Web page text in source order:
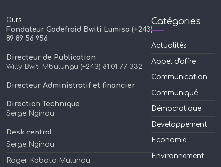
Ours
Fondateur Godefroid Bwiti Lumisa (+243)
89 89 56 956
Directeur de Publication
Willy Bwiti Mbulungu (+243) 81 01 77 332
Directeur Administratif et financier
Direction Technique
Serge Ngindu
Desk central
Serge Ngindu
Roger Kabata Mulundu
Catégories
Actualités
Appel d'offre
Communication
Communiqué
Démocratique
Developpement
Economie
Environnement